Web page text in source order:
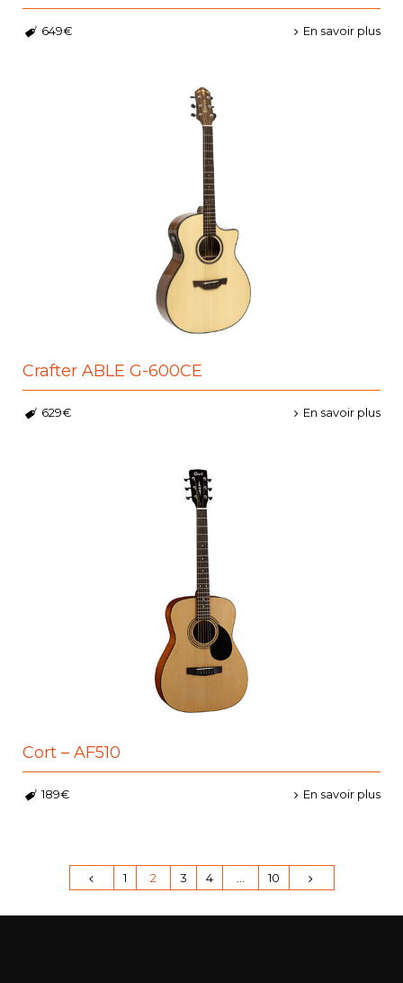
649€ En savoir plus
Crafter ABLE G-600CE
629€ En savoir plus
Cort – AF510
189€ En savoir plus
1 2 3 4 10